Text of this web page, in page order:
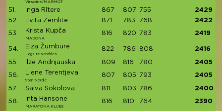
Virsotne/MARMOT
51. Inga Rītere 867 807 755
2429
52.
Evita Zemlīte 871 783 768 2422
53. Krista Kupča
MADONA
816 820 783 2419
54. Elza Žumbure
Legs Miserables
822 786 808 2416
55. Ilze Andrijauska 809 816 780 2405
56. Liene Terentjeva
Sten Nordic
807 805 793 2405
57. Saiva Sokolova 811 803 786 2400
58. Inta Hansone
MARATONA KLUBS
816 810 764 2390